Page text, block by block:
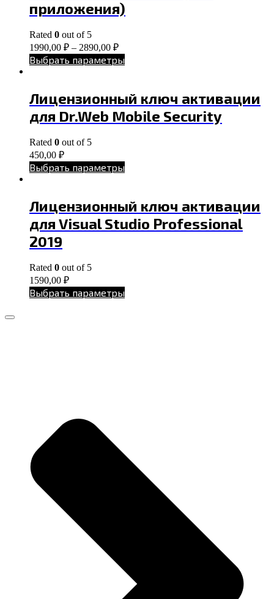
приложения)
Rated 0 out of 5
1990,00 ₽ – 2890,00 ₽
Выбрать параметры
Лицензионный ключ активации
для Dr.Web Mobile Security
Rated 0 out of 5
450,00 ₽
Выбрать параметры
Лицензионный ключ активации
для Visual Studio Professional
2019
Rated 0 out of 5
1590,00 ₽
Выбрать параметры